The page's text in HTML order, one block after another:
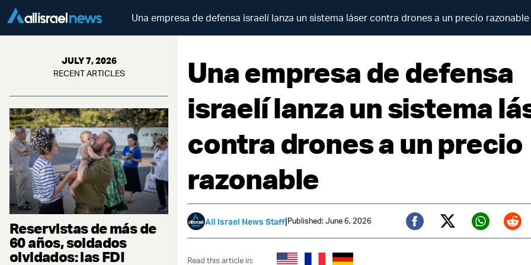
Una empresa de defensa israelí lanza un sistema láser contra drones a un precio razonable
JULY 7, 2026
RECENT ARTICLES
Reservistas de más de
60 años, soldados
olvidados: las FDI
Una empresa de defensa
israelí lanza un sistema
contra drones a un precio
razonable
All Israel News Staff|Published: June 6, 2026
Facebook
Twitter (X)
Read this article in: